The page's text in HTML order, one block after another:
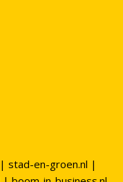
| stad-en-groen.nl |